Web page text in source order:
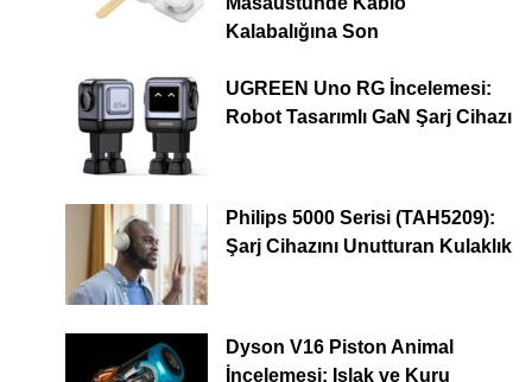
Kalabalığına Son
UGREEN Uno RG İncelemesi:
Robot Tasarımlı GaN Şarj Cihazı
Philips 5000 Serisi (TAH5209):
Şarj Cihazını Unutturan Kulaklık
Dyson V16 Piston Animal
İncelemesi: Islak ve Kuru